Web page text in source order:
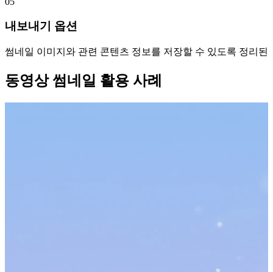
내보내기 옵션
썸네일 이미지와 관련 콘텐츠 정보를 저장할 수 있도록 정리된
동영상 썸네일 활용 사례